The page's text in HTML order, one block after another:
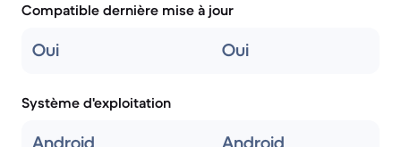
Compatible dernière mise à jour
Oui Oui
Système d'exploitation